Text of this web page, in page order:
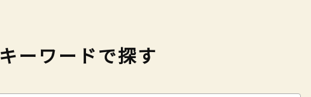
キーワードで探す